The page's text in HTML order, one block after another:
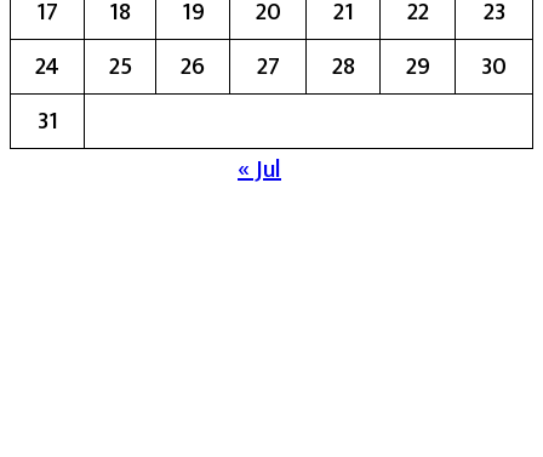
17 18 19 20 21 22
23
24
25 26 27 28 29
30
31
« Jul